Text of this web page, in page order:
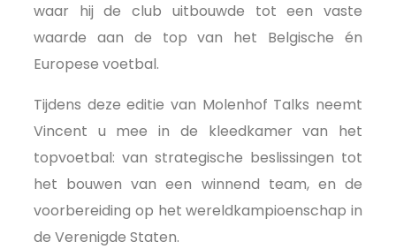
waar hij de club uitbouwde tot een vaste
waarde aan de top van het Belgische én
Europese voetbal.
Tijdens deze editie van Molenhof Talks neemt
Vincent u mee in de kleedkamer van het
topvoetbal: van strategische beslissingen tot
het bouwen van een winnend team, en de
voorbereiding op het wereldkampioenschap in
de Verenigde Staten.